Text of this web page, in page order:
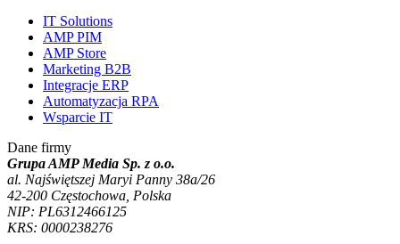
IT Solutions
AMP PIM
AMP Store
Marketing B2B
Integracje ERP
Automatyzacja RPA
Wsparcie IT
Dane firmy
Grupa AMP Media Sp. z o.o.
al. Najświętszej Maryi Panny 38a/26
42-200 Częstochowa, Polska
NIP: PL6312466125
KRS: 0000238276